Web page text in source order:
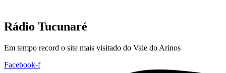
Rádio Tucunaré
Em tempo record o site mais visitado do Vale do Arinos
Facebook-f